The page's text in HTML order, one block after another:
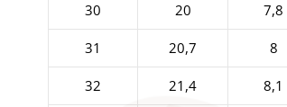
30 20 7,8
31 20,7 8
32 21,4 8,1